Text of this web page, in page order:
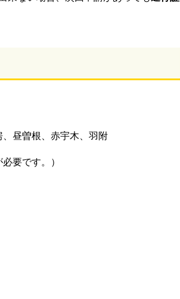
昼曽根、赤宇木、羽附
要です。）